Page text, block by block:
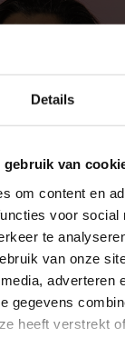
Details
gebruik van
om content en
voor social
te
van onze
adverteren
gegevens
heeft verstrekt
Asma Khan
ster met all female